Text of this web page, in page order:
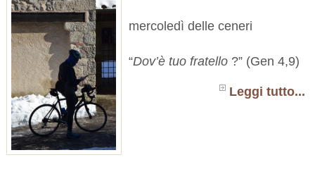
mercoledì delle ceneri
“Dov’è tuo fratello?” (Gen 4,9)
Leggi tutto...